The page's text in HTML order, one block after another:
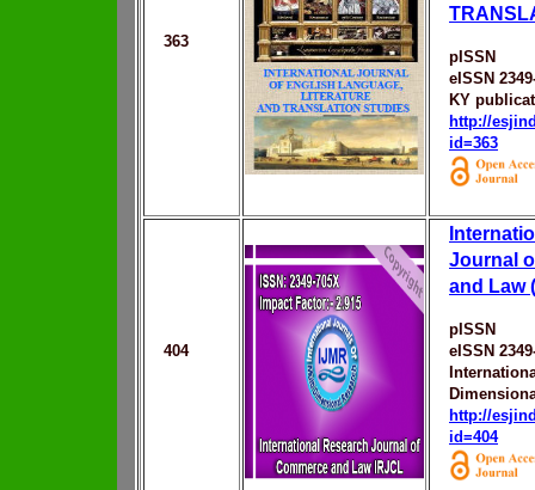
363
pISSN
eISSN
KY
http://
id=363
404
Journal
and Law
pISSN
eISSN
http://
id=404